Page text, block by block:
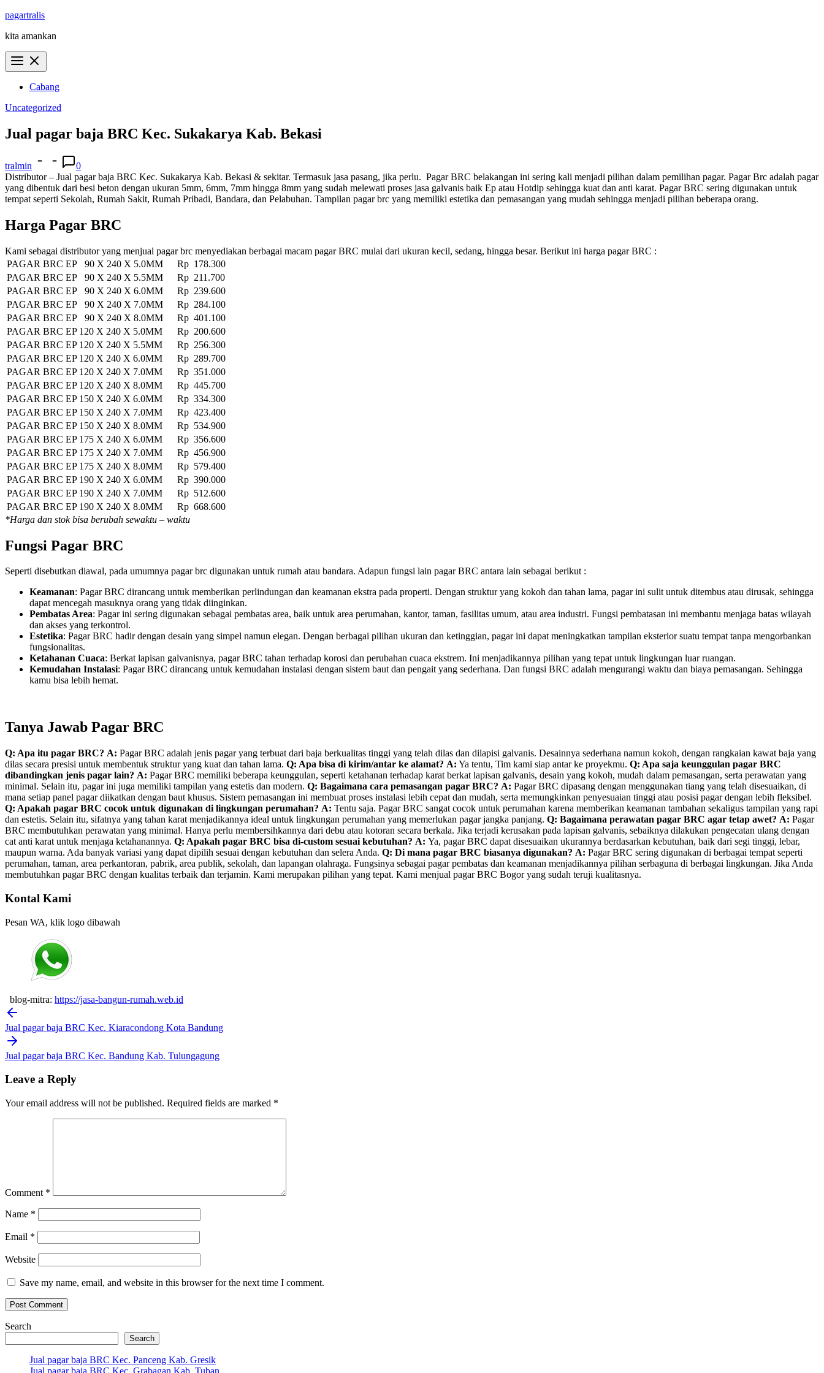
Skip
content
pagartralis
kita amankan
Cabang
Uncategorized
Jual pagar baja BRC Kec. Sukakarya Kab. Bekasi
tralmin
0
Distributor – Jual pagar baja BRC Kec. Sukakarya Kab. Bekasi & sekitar. Termasuk jasa pasang, jika perlu. Pagar BRC belakangan ini sering kali menjadi pilihan dalam pemilihan pagar. Pagar Brc adalah pagar
yang dibentuk dari besi beton dengan ukuran 5mm, 6mm, 7mm hingga 8mm yang sudah melewati proses jasa galvanis baik Ep atau Hotdip sehingga kuat dan anti karat. Pagar BRC sering digunakan untuk
tempat seperti Sekolah, Rumah Sakit, Rumah Pribadi, Bandara, dan Pelabuhan. Tampilan pagar brc yang memiliki estetika dan pemasangan yang mudah sehingga menjadi pilihan beberapa orang.
Harga Pagar BRC
Kami sebagai distributor yang menjual pagar brc menyediakan berbagai macam pagar BRC mulai dari ukuran kecil, sedang, hingga besar. Berikut ini harga pagar BRC :
PAGAR BRC EP 90 X 240 X 5.0MM
Rp 178.300
PAGAR BRC EP 90 X 240 X 5.5MM
Rp 211.700
PAGAR BRC EP 90 X 240 X 6.0MM
Rp 239.600
PAGAR BRC EP 90 X 240 X 7.0MM
Rp 284.100
PAGAR BRC EP 90 X 240 X 8.0MM
Rp 401.100
PAGAR BRC EP 120 X 240 X 5.0MM
Rp 200.600
PAGAR BRC EP 120 X 240 X 5.5MM
Rp 256.300
PAGAR BRC EP 120 X 240 X 6.0MM
Rp 289.700
PAGAR BRC EP 120 X 240 X 7.0MM
Rp 351.000
PAGAR BRC EP 120 X 240 X 8.0MM
Rp 445.700
PAGAR BRC EP 150 X 240 X 6.0MM
Rp 334.300
PAGAR BRC EP 150 X 240 X 7.0MM
Rp 423.400
PAGAR BRC EP 150 X 240 X 8.0MM
Rp 534.900
PAGAR BRC EP 175 X 240 X 6.0MM
Rp 356.600
PAGAR BRC EP 175 X 240 X 7.0MM
Rp 456.900
PAGAR BRC EP 175 X 240 X 8.0MM
Rp 579.400
PAGAR BRC EP 190 X 240 X 6.0MM
Rp 390.000
PAGAR BRC EP 190 X 240 X 7.0MM
Rp 512.600
PAGAR BRC EP 190 X 240 X 8.0MM
Rp 668.600
*Harga dan stok bisa berubah sewaktu – waktu
Fungsi Pagar BRC
Seperti disebutkan diawal, pada umumnya pagar brc digunakan untuk rumah atau bandara. Adapun fungsi lain pagar BRC antara lain sebagai berikut :
Keamanan: Pagar BRC dirancang untuk memberikan perlindungan dan keamanan ekstra pada properti. Dengan struktur yang kokoh dan tahan lama, pagar ini sulit untuk ditembus atau dirusak, sehingga
dapat mencegah masuknya orang yang tidak diinginkan.
Pembatas Area: Pagar ini sering digunakan sebagai pembatas area, baik untuk area perumahan, kantor, taman, fasilitas umum, atau area industri. Fungsi pembatasan ini membantu menjaga batas wilayah
dan akses yang terkontrol.
Estetika: Pagar BRC hadir dengan desain yang simpel namun elegan. Dengan berbagai pilihan ukuran dan ketinggian, pagar ini dapat meningkatkan tampilan eksterior suatu tempat tanpa mengorbankan
fungsionalitas.
Ketahanan Cuaca: Berkat lapisan galvanisnya, pagar BRC tahan terhadap korosi dan perubahan cuaca ekstrem. Ini menjadikannya pilihan yang tepat untuk lingkungan luar ruangan.
Kemudahan Instalasi: Pagar BRC dirancang untuk kemudahan instalasi dengan sistem baut dan pengait yang sederhana. Dan fungsi BRC adalah mengurangi waktu dan biaya pemasangan. Sehingga
kamu bisa lebih hemat.
Tanya Jawab Pagar BRC
Q: Apa itu pagar BRC? A: Pagar BRC adalah jenis pagar yang terbuat dari baja berkualitas tinggi yang telah dilas dan dilapisi galvanis. Desainnya sederhana namun kokoh, dengan rangkaian kawat baja yang
dilas secara presisi untuk membentuk struktur yang kuat dan tahan lama. Q: Apa bisa di kirim/antar ke alamat? A: Ya tentu, Tim kami siap antar ke proyekmu. Q: Apa saja keunggulan pagar BRC
dibandingkan jenis pagar lain? A: Pagar BRC memiliki beberapa keunggulan, seperti ketahanan terhadap karat berkat lapisan galvanis, desain yang kokoh, mudah dalam pemasangan, serta perawatan yang
minimal. Selain itu, pagar ini juga memiliki tampilan yang estetis dan modern. Q: Bagaimana cara pemasangan pagar BRC? A: Pagar BRC dipasang dengan menggunakan tiang yang telah disesuaikan, di
mana setiap panel pagar diikatkan dengan baut khusus. Sistem pemasangan ini membuat proses instalasi lebih cepat dan mudah, serta memungkinkan penyesuaian tinggi atau posisi pagar dengan lebih fleksibel.
Q: Apakah pagar BRC cocok untuk digunakan di lingkungan perumahan? A: Tentu saja. Pagar BRC sangat cocok untuk perumahan karena memberikan keamanan tambahan sekaligus tampilan yang rapi
dan estetis. Selain itu, sifatnya yang tahan karat menjadikannya ideal untuk lingkungan perumahan yang memerlukan pagar jangka panjang. Q: Bagaimana perawatan pagar BRC agar tetap awet? A: Pagar
BRC membutuhkan perawatan yang minimal. Hanya perlu membersihkannya dari debu atau kotoran secara berkala. Jika terjadi kerusakan pada lapisan galvanis, sebaiknya dilakukan pengecatan ulang dengan
cat anti karat untuk menjaga ketahanannya. Q: Apakah pagar BRC bisa di-custom sesuai kebutuhan? A: Ya, pagar BRC dapat disesuaikan ukurannya berdasarkan kebutuhan, baik dari segi tinggi, lebar,
maupun warna. Ada banyak variasi yang dapat dipilih sesuai dengan kebutuhan dan selera Anda. Q: Di mana pagar BRC biasanya digunakan? A: Pagar BRC sering digunakan di berbagai tempat seperti
perumahan, taman, area perkantoran, pabrik, area publik, sekolah, dan lapangan olahraga. Fungsinya sebagai pagar pembatas dan keamanan menjadikannya pilihan serbaguna di berbagai lingkungan. Jika Anda
membutuhkan pagar BRC dengan kualitas terbaik dan terjamin. Kami merupakan pilihan yang tepat. Kami menjual pagar BRC Bogor yang sudah teruji kualitasnya.
Kontal Kami
Pesan WA, klik logo dibawah
blog-mitra: https://jasa-bangun-rumah.web.id
Post
navigation
Jual pagar baja BRC Kec. Kiaracondong Kota Bandung
Jual pagar baja BRC Kec. Bandung Kab. Tulungagung
Leave a Reply
Your email address will not be published. Required fields are marked *
Comment *
Name *
Email *
Website
Save my name, email, and website in this browser for the next time I comment.
Search
Search
Jual pagar baja BRC Kec. Panceng Kab. Gresik